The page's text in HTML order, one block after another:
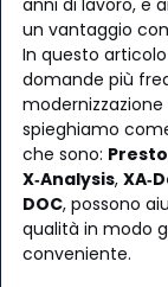
un vantaggio
In questo
domande più
spieghiamo
che sono: Presto
X‑Analysis,
DOC, possono
qualità in modo
conveniente.